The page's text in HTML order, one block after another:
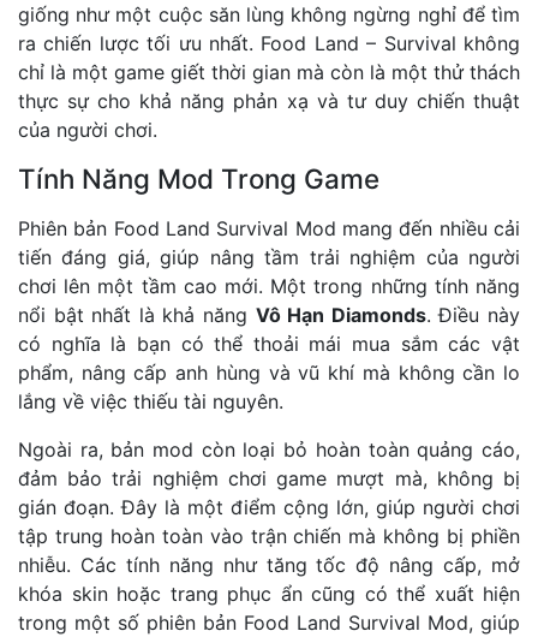
giống như một cuộc săn lùng không ngừng nghỉ để tìm
ra chiến lược tối ưu nhất. Food Land – Survival không
chỉ là một game giết thời gian mà còn là một thử thách
thực sự cho khả năng phản xạ và tư duy chiến thuật
của người chơi.
Tính Năng Mod Trong Game
Phiên bản Food Land Survival Mod mang đến nhiều cải
tiến đáng giá, giúp nâng tầm trải nghiệm của người
chơi lên một tầm cao mới. Một trong những tính năng
nổi bật nhất là khả năng Vô Hạn Diamonds. Điều này
có nghĩa là bạn có thể thoải mái mua sắm các vật
phẩm, nâng cấp anh hùng và vũ khí mà không cần lo
lắng về việc thiếu tài nguyên.
Ngoài ra, bản mod còn loại bỏ hoàn toàn quảng cáo,
đảm bảo trải nghiệm chơi game mượt mà, không bị
gián đoạn. Đây là một điểm cộng lớn, giúp người chơi
tập trung hoàn toàn vào trận chiến mà không bị phiền
nhiễu. Các tính năng như tăng tốc độ nâng cấp, mở
khóa skin hoặc trang phục ẩn cũng có thể xuất hiện
trong một số phiên bản Food Land Survival Mod, giúp